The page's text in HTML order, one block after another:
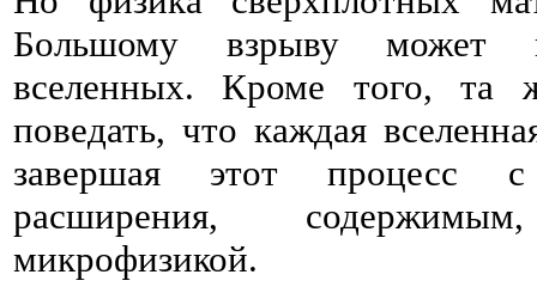
Большому взрыву может
вселенных. Кроме того, та
поведать, что каждая
завершая этот процесс
расширения,
микрофизикой.